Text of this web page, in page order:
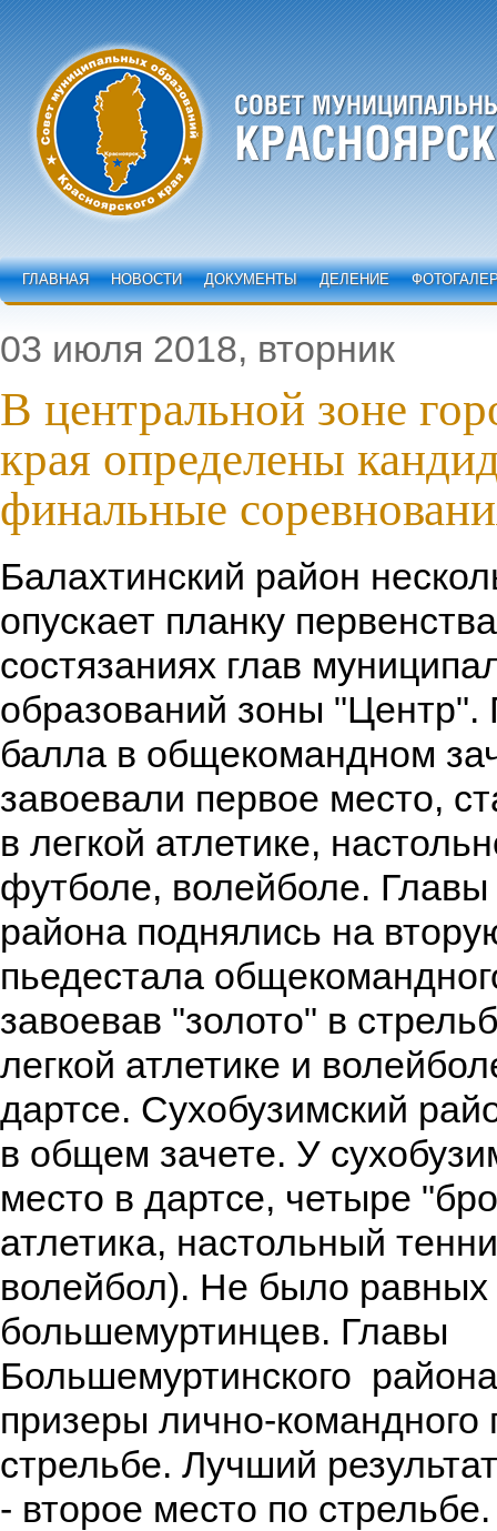
ГЛАВНАЯ НОВОСТИ ДОКУМЕНТЫ ДЕЛЕНИЕ
03 июля 2018, вторник
В центральной зоне
края определены
финальные
Балахтинский район
опускает планку
состязаниях глав
образований зоны "Центр".
балла в общекомандном
завоевали первое место,
в легкой атлетике,
футболе, волейболе. Главы
района поднялись на
пьедестала
завоевав "золото" в
легкой атлетике и
дартсе. Сухобузимский
в общем зачете. У
место в дартсе, четыре
атлетика, настольный
волейбол). Не было равных
большемуртинцев. Главы
Большемуртинского
призеры лично-командного
стрельбе. Лучший
- второе место по